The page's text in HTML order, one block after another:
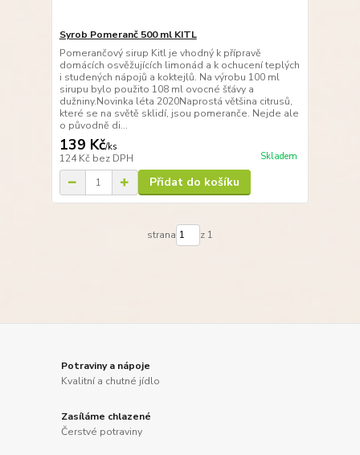
Syrob Pomeranč 500 ml KITL
Pomerančový sirup Kitl je vhodný k přípravě
domácích osvěžujících limonád a k ochucení teplých
i studených nápojů a koktejlů. Na výrobu 100 ml
sirupu bylo použito 108 ml ovocné šťávy a
dužniny.Novinka léta 2020Naprostá většina citrusů,
které se na světě sklidí, jsou pomeranče. Nejde ale
o původně di...
139 Kč/ks
124 Kč bez DPH Skladem
Přidat do košíku
strana z 1
Potraviny a nápoje
Kvalitní a chutné jídlo
Zasíláme chlazené
Čerstvé potraviny